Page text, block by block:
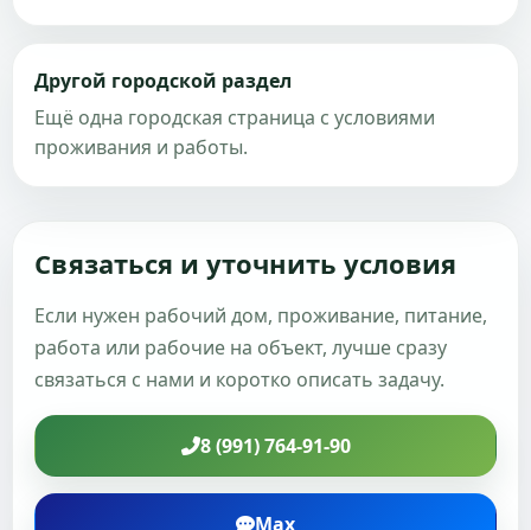
Другой городской раздел
Ещё одна городская страница с условиями
проживания и работы.
Связаться и уточнить условия
Если нужен рабочий дом, проживание, питание,
работа или рабочие на объект, лучше сразу
связаться с нами и коротко описать задачу.
8 (991) 764-91-90
Max